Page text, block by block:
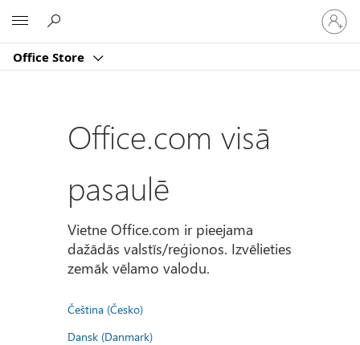
Office Store
savā
kontā
Office.com visā
pasaulē
Vietne Office.com ir pieejama
dažādās valstīs/reģionos. Izvēlieties
zemāk vēlamo valodu.
Čeština (Česko)
Dansk (Danmark)